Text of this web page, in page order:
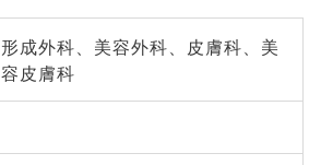
形成外科、美容外科、皮膚科、美
容皮膚科